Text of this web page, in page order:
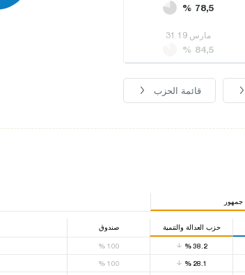
% 78,5
31 مارس 19
% 84,5
قائمة الحزب
جمهور
صندوق حزب العدالة والتنمية
%100 %38.2
%100 %28.1